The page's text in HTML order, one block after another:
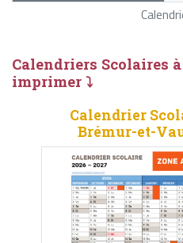
Calendriers Scolaires
imprimer ⤵
Calendrier
Brémur-et-